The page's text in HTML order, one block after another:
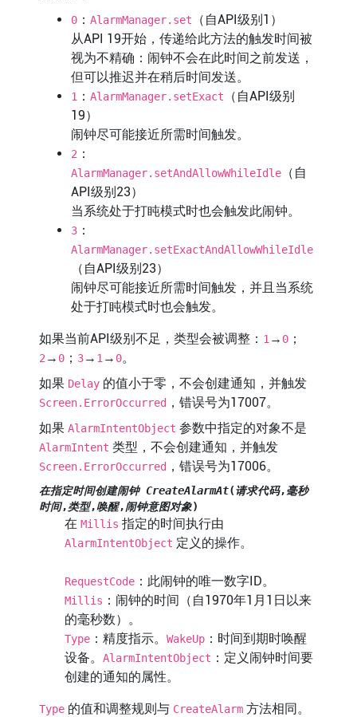
0： AlarmManager.set
（自API级别1）
从API 19开始，传递给此方法的触发时间被
视为不精确：闹钟不会在此时间之前发送，
但可以推迟并在稍后时间发送。
1 ： AlarmManager.setExact
（自API级别
19）
闹钟尽可能接近所需时间触发。
2 ：
AlarmManager.setAndAllowWhileIdle（自
API级别23）
当系统处于打盹模式时也会触发此闹钟。
3：
AlarmManager.setExactAndAllowWhileIdle
（自API级别23）
闹钟尽可能接近所需时间触发，并且当系统
处于打盹模式时也会触发。
如果当前API级别不足，类型会被调整： 1 → 0；
2 → 0； 3→ 1 → 0。
如果 Delay的值小于零，不会创建通知，并触发
Screen.ErrorOccurred，错误号为17007。
如果 AlarmIntentObject 参数中指定的对象不是
AlarmIntent 类型，不会创建通知，并触发
Screen.ErrorOccurred，错误号为17006。
在指定时间创建闹钟 CreateAlarmAt(请求代码,毫秒
时间,类型,唤醒,闹钟意图对象)
在 Millis 指定的时间执行由
AlarmIntentObject 定义的操作。
RequestCode：此闹钟的唯一数字ID。
Millis ：闹钟的时间（自1970年1月1日以来
的毫秒数）。
Type：精度指示。 WakeUp：时间到期时唤醒
设备。
AlarmIntentObject ：定义闹钟时间要
创建的通知的属性。
Type的值和调整规则与 CreateAlarm方法相同。